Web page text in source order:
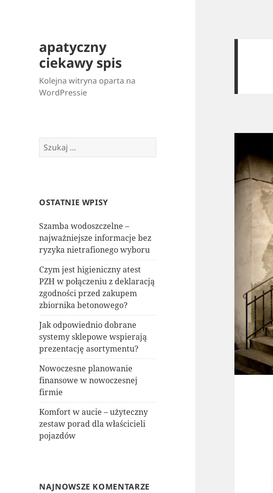
apatyczny
ciekawy spis
Kolejna witryna oparta na
WordPressie
Szukaj:
OSTATNIE WPISY
Szamba wodoszczelne –
najważniejsze informacje bez
ryzyka nietrafionego wyboru
Czym jest higieniczny atest
PZH w połączeniu z deklaracją
zgodności przed zakupem
zbiornika betonowego?
Jak odpowiednio dobrane
systemy sklepowe wspierają
prezentację asortymentu?
Nowoczesne planowanie
finansowe w nowoczesnej
firmie
Komfort w aucie – użyteczny
zestaw porad dla właścicieli
pojazdów
NAJNOWSZE KOMENTARZE